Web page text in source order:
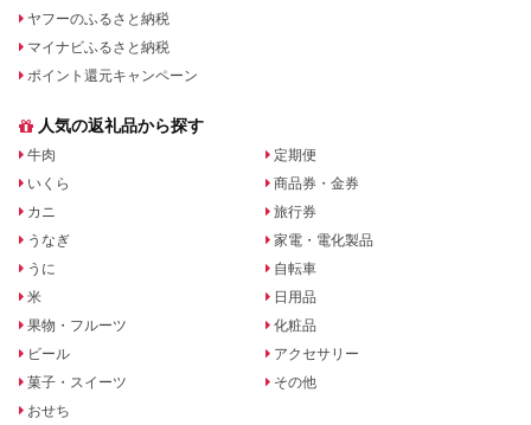
ヤフーのふるさと納税
マイナビふるさと納税
ポイント還元キャンペーン
人気の返礼品から探す
牛肉
いくら
カニ
うなぎ
うに
米
果物・フルーツ
ビール
菓子・スイーツ
おせち
定期便
商品券・金券
旅行券
家電・電化製品
自転車
日用品
化粧品
アクセサリー
その他